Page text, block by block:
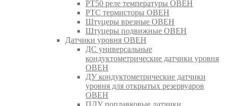
РТ50 реле температуры ОВЕН
РТС термисторы ОВЕН
Штуцеры врезные ОВЕН
Штуцеры подвижные ОВЕН
Датчики уровня ОВЕН
ДС универсальные
кондуктометрические датчики уровня
ОВЕН
ДУ кондуктометрические датчики
уровня для открытых резервуаров
ОВЕН
ПДУ поплавковые датчики